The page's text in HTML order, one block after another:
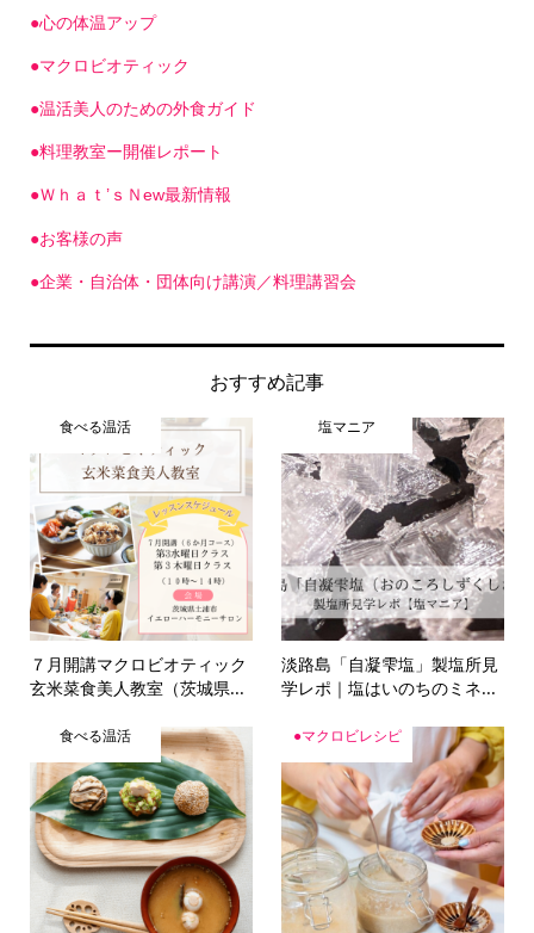
●心の体温アップ
●マクロビオティック
●温活美人のための外食ガイド
●料理教室ー開催レポート
●Ｗｈａｔ’ｓＮew最新情報
●お客様の声
●企業・自治体・団体向け講演／料理講習会
おすすめ記事
食べる温活
７月開講マクロビオティック
玄米菜食美人教室（茨城県...
塩マニア
淡路島「自凝雫塩」製塩所見
学レポ｜塩はいのちのミネ...
食べる温活 ●マクロビレシピ